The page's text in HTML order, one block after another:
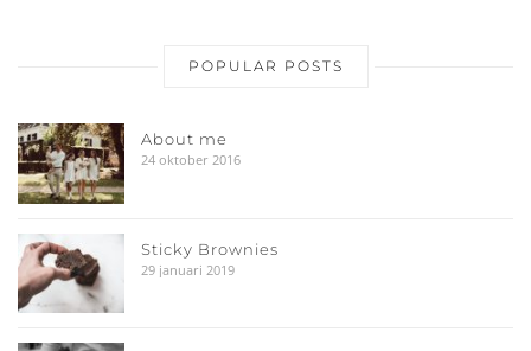
POPULAR POSTS
About me
24 oktober 2016
Sticky Brownies
29 januari 2019